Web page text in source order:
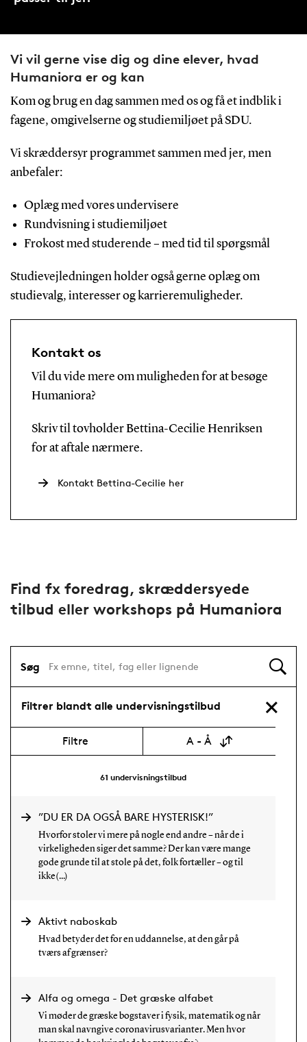
Vi vil gerne vise dig og dine elever, hvad
Humaniora er og kan
Kom og brug en dag sammen med os og få et indblik i
fagene, omgivelserne og studiemiljøet på SDU.
Vi skræddersyr programmet sammen med jer, men
anbefaler:
Oplæg med vores undervisere
Rundvisning i studiemiljøet
Frokost med studerende – med tid til spørgsmål
Studievejledningen holder også gerne oplæg om
studievalg, interesser og karrieremuligheder.
Kontakt os
Vil du vide mere om muligheden for at besøge
Humaniora?
Skriv til tovholder Bettina-Cecilie Henriksen
for at aftale nærmere.
Kontakt Bettina-Cecilie her
Find fx foredrag, skræddersyede
tilbud eller workshops på Humaniora
Filtrer blandt alle undervisningstilbud
Søg
Filtre A - Å
61 undervisningstilbud
”DU ER DA OGSÅ BARE HYSTERISK!”
Hvorfor stoler vi mere på nogle end andre – når de i
virkeligheden siger det samme? Der kan være mange
gode grunde til at stole på det, folk fortæller – og til
ikke(...)
Aktivt naboskab
Hvad betyder det for en uddannelse, at den går på
tværs af grænser?
Alfa og omega - Det græske alfabet
Vi møder de græske bogstaver i fysik, matematik og når
man skal navngive coronavirusvarianter. Men hvor